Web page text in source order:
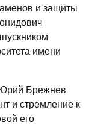
и защиты
имени
Юрий Брежнев
и стремление к
его